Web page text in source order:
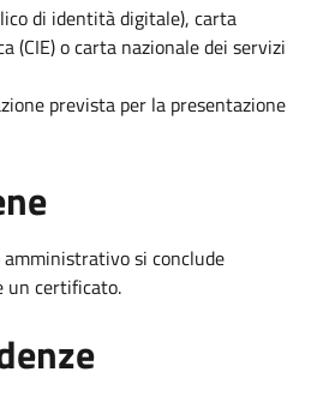
di identità digitale), carta
(CIE) o carta nazionale dei servizi
prevista per la presentazione
si conclude
un certificato.